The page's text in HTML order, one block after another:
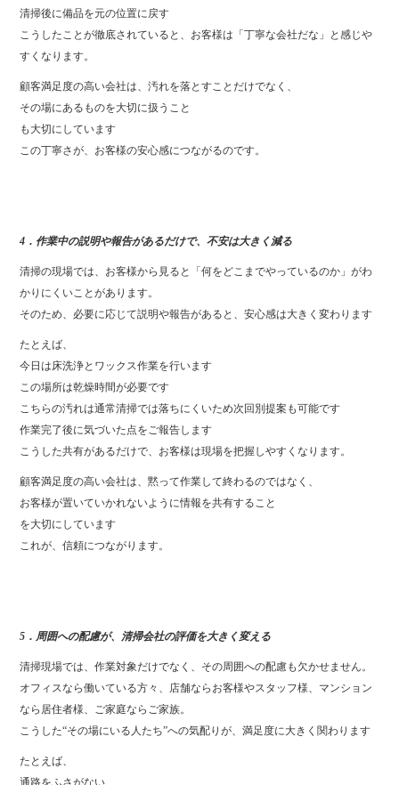
清掃後に備品を元の位置に戻す
こうしたことが徹底されていると、お客様は「丁寧な会社だな」と感じや
すくなります。
顧客満足度の高い会社は、汚れを落とすことだけでなく、
その場にあるものを大切に扱うこと
も大切にしています
この丁寧さが、お客様の安心感につながるのです。
4．作業中の説明や報告があるだけで、不安は大きく減る
清掃の現場では、お客様から見ると「何をどこまでやっているのか」がわ
かりにくいことがあります。
そのため、必要に応じて説明や報告があると、安心感は大きく変わります
たとえば、
今日は床洗浄とワックス作業を行います
この場所は乾燥時間が必要です
こちらの汚れは通常清掃では落ちにくいため次回別提案も可能です
作業完了後に気づいた点をご報告します
こうした共有があるだけで、お客様は現場を把握しやすくなります。
顧客満足度の高い会社は、黙って作業して終わるのではなく、
お客様が置いていかれないように情報を共有すること
を大切にしています
これが、信頼につながります。
5．周囲への配慮が、清掃会社の評価を大きく変える
清掃現場では、作業対象だけでなく、その周囲への配慮も欠かせません。
オフィスなら働いている方々、店舗ならお客様やスタッフ様、マンション
なら居住者様、ご家庭ならご家族。
こうした“その場にいる人たち”への気配りが、満足度に大きく関わります
たとえば、